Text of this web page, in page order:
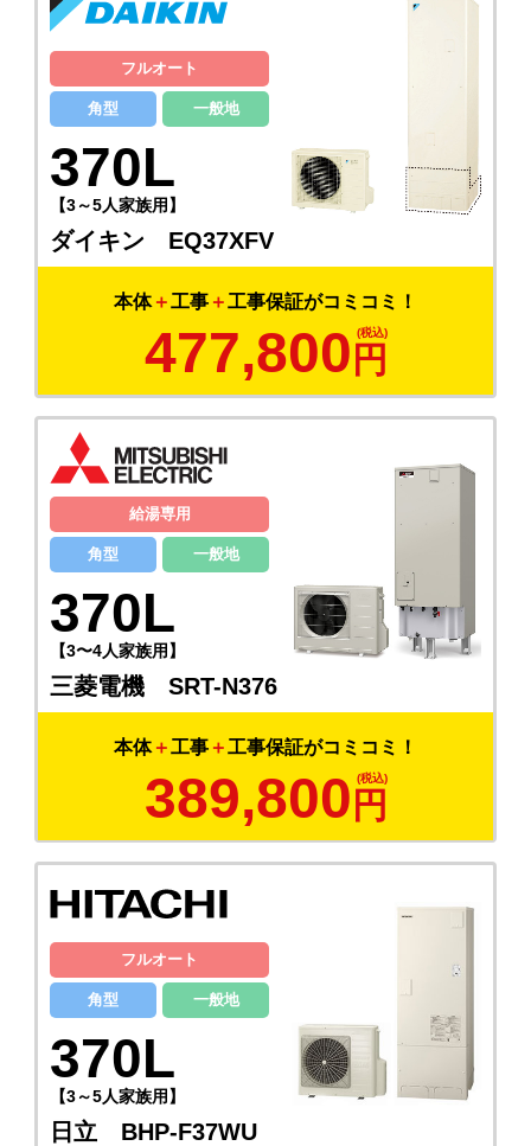
フルオート
角型 一般地
370L
【3～5人家族用】
ダイキン EQ37XFV
本体＋工事 ＋工事保証がコミコミ！
477,800 円
給湯専用
角型 一般地
370L
【3〜4人家族用】
三菱電機 SRT-N376
本体＋工事 ＋工事保証がコミコミ！
389,800 円
フルオート
角型 一般地
370L
【3～5人家族用】
日立 BHP-F37WU